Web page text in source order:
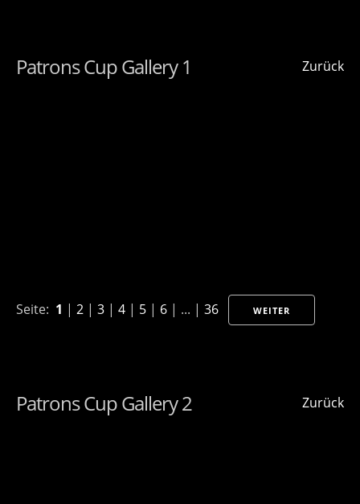
Zurück
Patrons Cup Gallery 1
Seite: 1 | 2 | 3 | 4 | 5 | 6 | ... | 36 WEITER
Zurück
Patrons Cup Gallery 2